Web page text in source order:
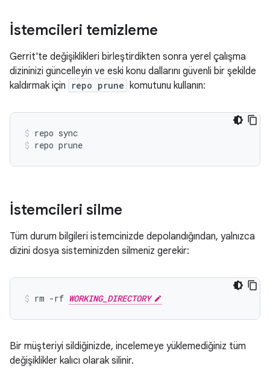
İstemcileri temizleme
Gerrit'te değişiklikleri birleştirdikten sonra yerel çalışma
dizininizi güncelleyin ve eski konu dallarını güvenli bir şekilde
kaldırmak için
repo prune komutunu kullanın:
repo sync
repo prune
İstemcileri silme
Tüm durum bilgileri istemcinizde depolandığından, yalnızca
dizini dosya sisteminizden silmeniz gerekir:
rm -rf WORKING_DIRECTORY
Bir müşteriyi sildiğinizde, incelemeye yüklemediğiniz tüm
değişiklikler kalıcı olarak silinir.